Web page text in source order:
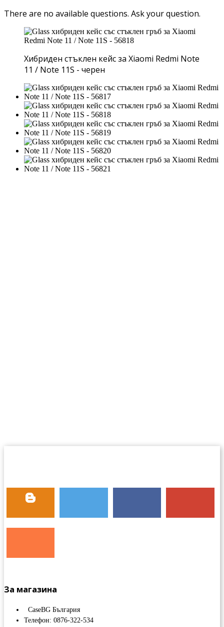
There are no available questions. Ask your question.
Хибриден стъклен кейс за Xiaomi Redmi Note
11 / Note 11S - черен
За магазина
CaseBG България
Телефон: 0876-322-534